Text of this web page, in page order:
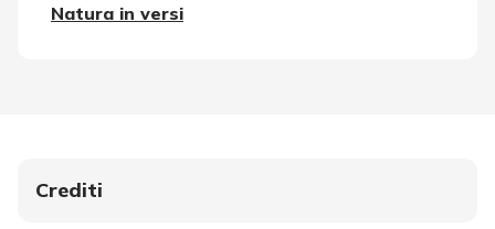
Natura in versi
Crediti